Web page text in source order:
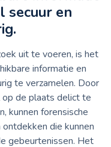
secuur en
uit te voeren, is het
informatie en
te verzamelen. Door
de plaats delict te
kunnen forensische
die kunnen
gebeurtenissen. Het